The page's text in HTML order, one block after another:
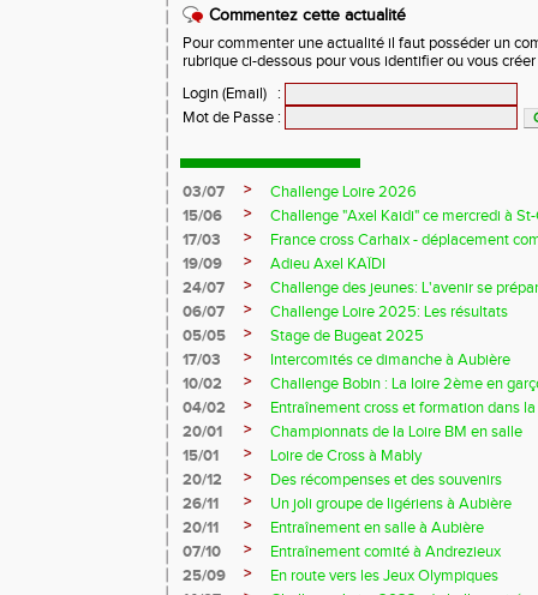
Commentez cette actualité
Pour commenter une actualité il faut posséder un
rubrique ci-dessous pour vous identifier ou vous
Login (Email)
:
Mot de Passe :
03/07 >
Challenge Loire 2026
15/06
>
Challenge "Axel Kaidi" ce mercredi à
17/03
>
France cross Carhaix - déplacement
19/09
>
Adieu Axel KAÏDI
24/07
>
Challenge des jeunes: L'avenir se
06/07
>
Challenge Loire 2025: Les résultats
05/05
>
Stage de Bugeat 2025
17/03
>
Intercomités ce dimanche à Aubière
10/02
>
Challenge Bobin : La loire 2ème en
04/02
>
Entraînement cross et formation dans
20/01
>
Championnats de la Loire BM en salle
15/01
>
Loire de Cross à Mably
20/12
>
Des récompenses et des souvenirs
26/11
>
Un joli groupe de ligériens à Aubière
20/11
>
Entraînement en salle à Aubière
07/10
>
Entraînement comité à Andrezieux
25/09
>
En route vers les Jeux Olympiques